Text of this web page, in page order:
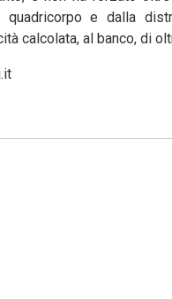
quadricorpo e dalla
calcolata, al banco, di